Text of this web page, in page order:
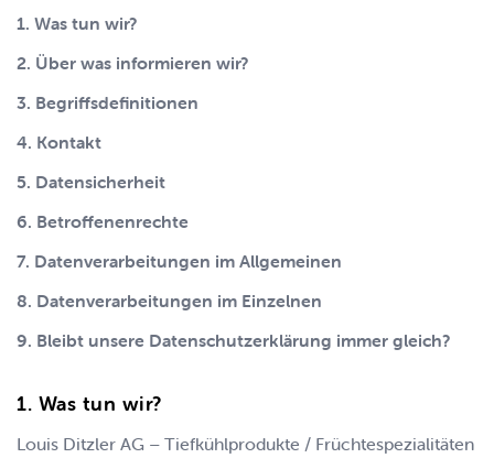
1. Was tun wir?
2. Über was informieren wir?
3. Begriffsdefinitionen
4. Kontakt
5. Datensicherheit
6. Betroffenenrechte
7. Datenverarbeitungen im Allgemeinen
8. Datenverarbeitungen im Einzelnen
9. Bleibt unsere Datenschutzerklärung immer gleich?
Was tun wir?
Louis Ditzler AG – Tiefkühlprodukte / Früchtespezialitäten